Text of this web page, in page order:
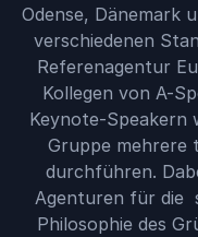
Odense, Dänemark
verschiedenen
Referenagentur
Kollegen von A-
Keynote-Speakern
Gruppe mehrere
durchführen.
Agenturen für die
Philosophie des